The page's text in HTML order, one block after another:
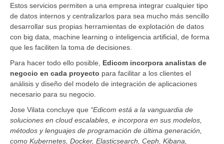
Estos servicios permiten a una empresa integrar cualquier tipo
de datos internos y centralizarlos para sea mucho más sencillo
desarrollar sus propias herramientas de explotación de datos
con big data, machine learning o inteligencia artificial, de forma
que les faciliten la toma de decisiones.
Para hacer todo ello posible, Edicom incorpora analistas de
negocio en cada proyecto para facilitar a los clientes el
análisis y diseño del modelo de integración de aplicaciones
necesario para su negocio.
Jose Vilata concluye que “Edicom está a la vanguardia de
soluciones en cloud escalables, e incorpora en sus modelos,
métodos y lenguajes de programación de última generación,
como Kubernetes, Docker, Elasticsearch, Ceph, Kibana,